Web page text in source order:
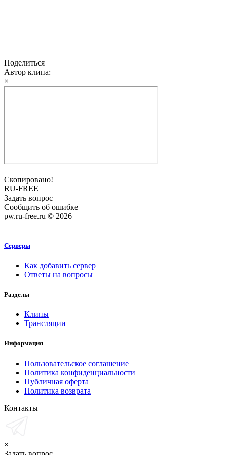
Поделиться
Автор клипа:
×
Скопировано!
RU-FREE
Задать вопрос
Сообщить об ошибке
pw.ru-free.ru © 2026
Серверы
Как добавить сервер
Ответы на вопросы
Разделы
Клипы
Трансляции
Информация
Пользовательское соглашение
Политика конфиденциальности
Публичная оферта
Политика возврата
Контакты
×